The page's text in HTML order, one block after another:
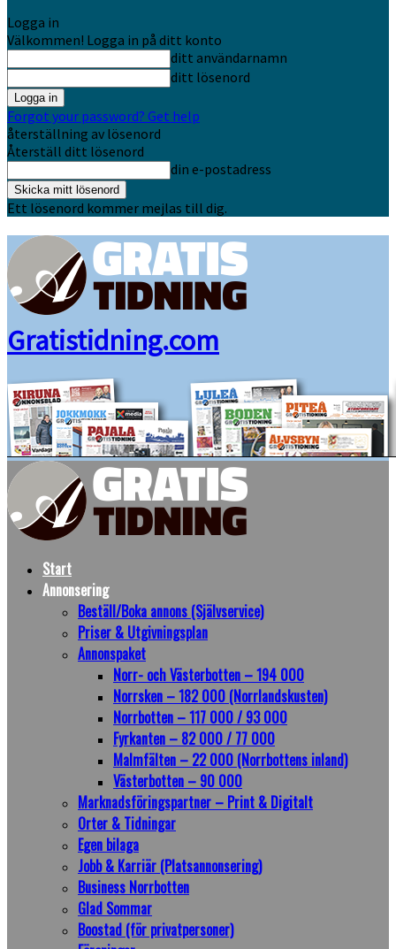
Logga in
Välkommen! Logga in på ditt konto
ditt användarnamn
ditt lösenord
Forgot your password? Get help
återställning av lösenord
Återställ ditt lösenord
din e-postadress
Ett lösenord kommer mejlas till dig.
Gratistidning.com
Start
Annonsering
Beställ/Boka annons (Självservice)
Priser & Utgivningsplan
Annonspaket
Norr- och Västerbotten – 194 000
Norrsken – 182 000 (Norrlandskusten)
Norrbotten – 117 000 / 93 000
Fyrkanten – 82 000 / 77 000
Malmfälten – 22 000 (Norrbottens inland)
Västerbotten – 90 000
Marknadsföringspartner – Print & Digitalt
Orter & Tidningar
Egen bilaga
Jobb & Karriär (Platsannonsering)
Business Norrbotten
Glad Sommar
Boostad (för privatpersoner)